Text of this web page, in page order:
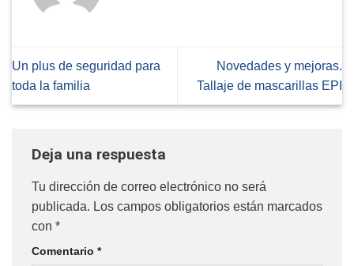
Un plus de seguridad para
toda la familia
Novedades y mejoras.
Tallaje de mascarillas EPI
Deja una respuesta
Tu dirección de correo electrónico no será
publicada. Los campos obligatorios están marcados
con *
Comentario *